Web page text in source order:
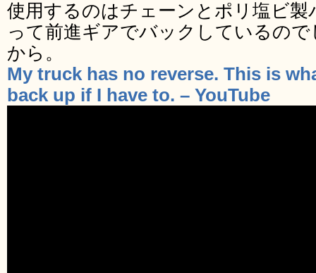
使用するのはチェーンとポリ塩ビ
って前進ギアでバックしているの
から。
My truck has no reverse. This is
back up if I have to. – YouTube